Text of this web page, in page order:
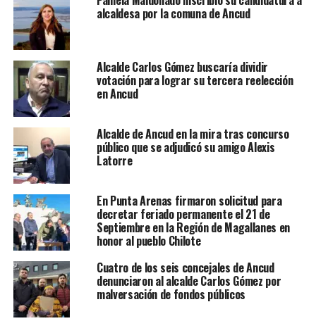
alcaldesa por la comuna de Ancud
Alcalde Carlos Gómez buscaría dividir
votación para lograr su tercera reelección
en Ancud
Alcalde de Ancud en la mira tras concurso
público que se adjudicó su amigo Alexis
Latorre
En Punta Arenas firmaron solicitud para
decretar feriado permanente el 21 de
Septiembre en la Región de Magallanes en
honor al pueblo Chilote
Cuatro de los seis concejales de Ancud
denunciaron al alcalde Carlos Gómez por
malversación de fondos públicos